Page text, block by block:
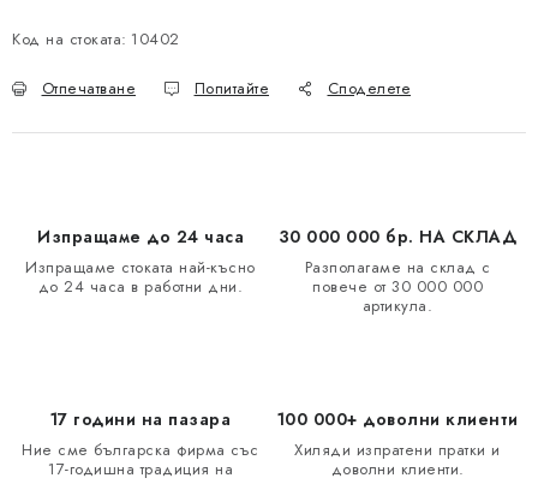
Код на стоката: 10402
Отпечатване Попитайте Споделете
Изпращаме до 24 часа
Изпращаме стоката най-късно
до 24 часа в работни дни.
30 000 000 бр. НА СКЛАД
Разполагаме на склад с
повече от 30 000 000
артикула.
17 години на пазара
Ние сме българска фирма със
17-годишна традиция на
100 000+ доволни клиенти
Хиляди изпратени пратки и
доволни клиенти.